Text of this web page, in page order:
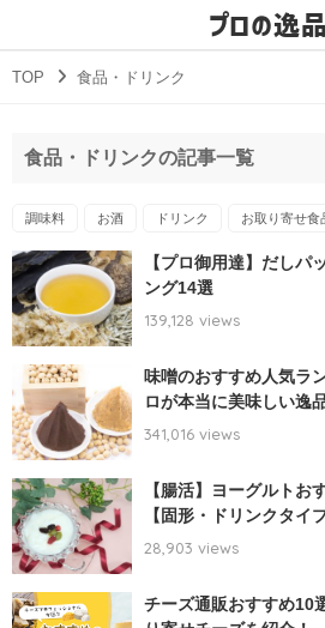
プロの逸品
TOP 食品・ドリンク
食品・ドリンクの記事一覧
調味料 お酒 ドリンク お取り寄せ食
【プロ御用達】だしパ
ング14選
139,128 views
味噌のおすすめ人気ラ
ロが本当に美味しい逸
341,016 views
【腸活】ヨーグルトお
【固形・ドリンクタイプ
28,903 views
チーズ通販おすすめ10